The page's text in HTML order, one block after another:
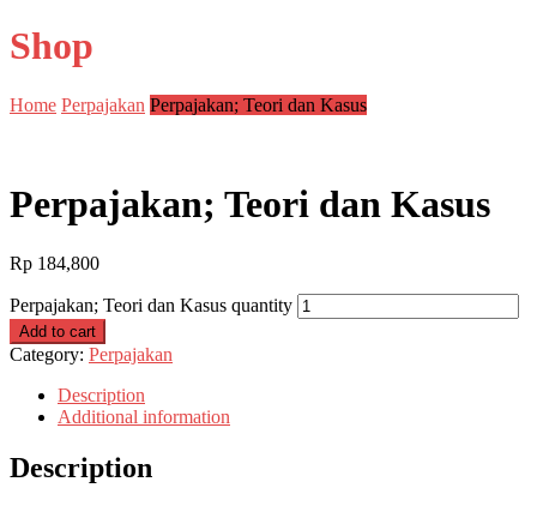
Shop
Home Perpajakan Perpajakan; Teori dan Kasus
Perpajakan; Teori dan Kasus
Rp 184,800
Perpajakan; Teori dan Kasus quantity
Add to cart
Category: Perpajakan
Description
Additional information
Description